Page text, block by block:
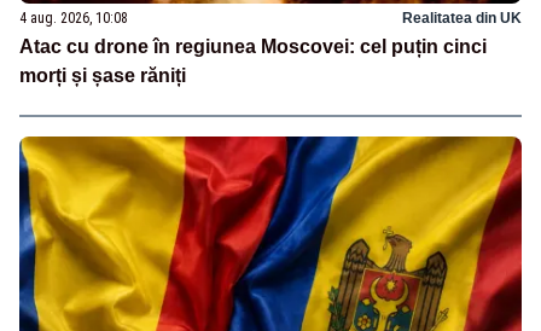
4 aug. 2026, 10:08 Realitatea din UK
Atac cu drone în regiunea Moscovei: cel puțin cinci
morți și șase răniți